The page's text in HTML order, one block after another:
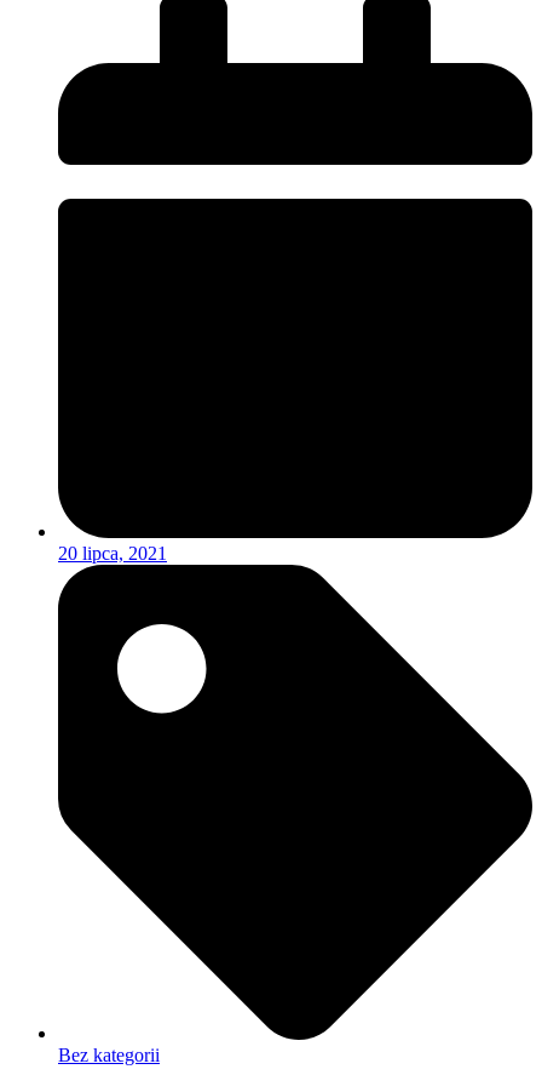
20 lipca, 2021
Bez kategorii